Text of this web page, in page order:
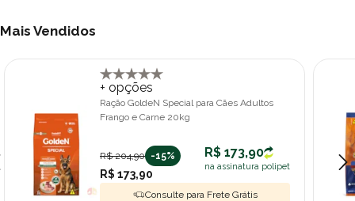
Mais Vendidos
+ opções
Ração GoldeN Special para Cães Adultos
Frango e Carne 20kg
R$ 204,90 -15%
R$ 173,90
R$ 173,90
na assinatura polipet
Consulte para Frete Grátis